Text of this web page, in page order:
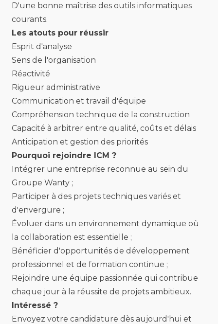
D'une bonne maîtrise des outils informatiques
courants.
Les atouts pour réussir
Esprit d'analyse
Sens de l'organisation
Réactivité
Rigueur administrative
Communication et travail d'équipe
Compréhension technique de la construction
Capacité à arbitrer entre qualité, coûts et délais
Anticipation et gestion des priorités
Pourquoi rejoindre ICM ?
Intégrer une entreprise reconnue au sein du
Groupe Wanty ;
Participer à des projets techniques variés et
d'envergure ;
Évoluer dans un environnement dynamique où
la collaboration est essentielle ;
Bénéficier d'opportunités de développement
professionnel et de formation continue ;
Rejoindre une équipe passionnée qui contribue
chaque jour à la réussite de projets ambitieux.
Intéressé ?
Envoyez votre candidature dès aujourd'hui et